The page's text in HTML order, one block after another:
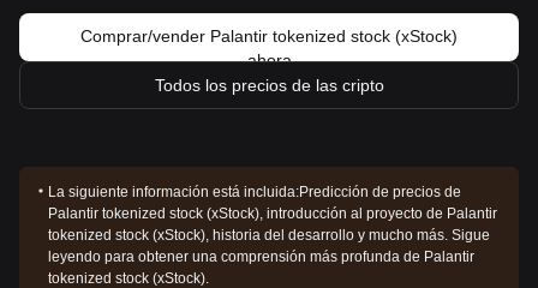
Comprar/vender Palantir tokenized stock (xStock)
ahora
Todos los precios de las cripto
La siguiente información está incluida:Predicción de precios de
Palantir tokenized stock (xStock), introducción al proyecto de Palantir
tokenized stock (xStock), historia del desarrollo y mucho más. Sigue
leyendo para obtener una comprensión más profunda de Palantir
tokenized stock (xStock).